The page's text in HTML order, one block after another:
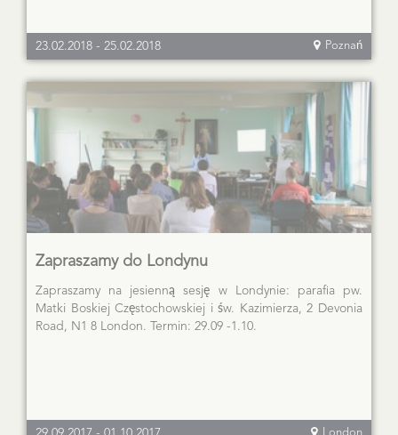
23.02.2018 - 25.02.2018 Poznań
Zapraszamy do Londynu
Zapraszamy na jesienną sesję w Londynie: parafia pw.
Matki Boskiej Częstochowskiej i św. Kazimierza, 2 Devonia
Road, N1 8 London. Termin: 29.09 -1.10.